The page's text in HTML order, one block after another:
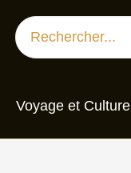
Search
for:
Voyage et Culture